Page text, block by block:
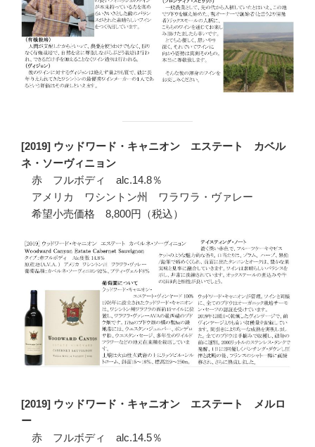
[2019] ウッドワード・キャニオン エステート カベル
ネ・ソーヴィニョン
赤 フルボディ alc.14.8％
アメリカ ワシントン州 ワラワラ・ヴァレー
希望小売価格 8,800円（税込）
[2019] ウッドワード・キャニオン エステート メルロ
ー
赤 フルボディ alc.14.5％